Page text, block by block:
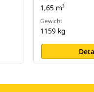
1,65 m³
Gewicht
1159 kg